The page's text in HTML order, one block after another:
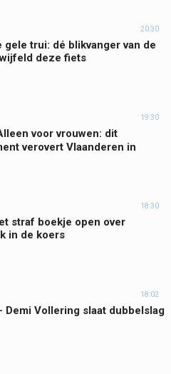
20:30
gele trui: dé blikvanger van de
deze fiets
19:30
voor vrouwen: dit
verovert Vlaanderen in
18:30
straf boekje open over
in de koers
18:02
Demi Vollering slaat dubbelslag